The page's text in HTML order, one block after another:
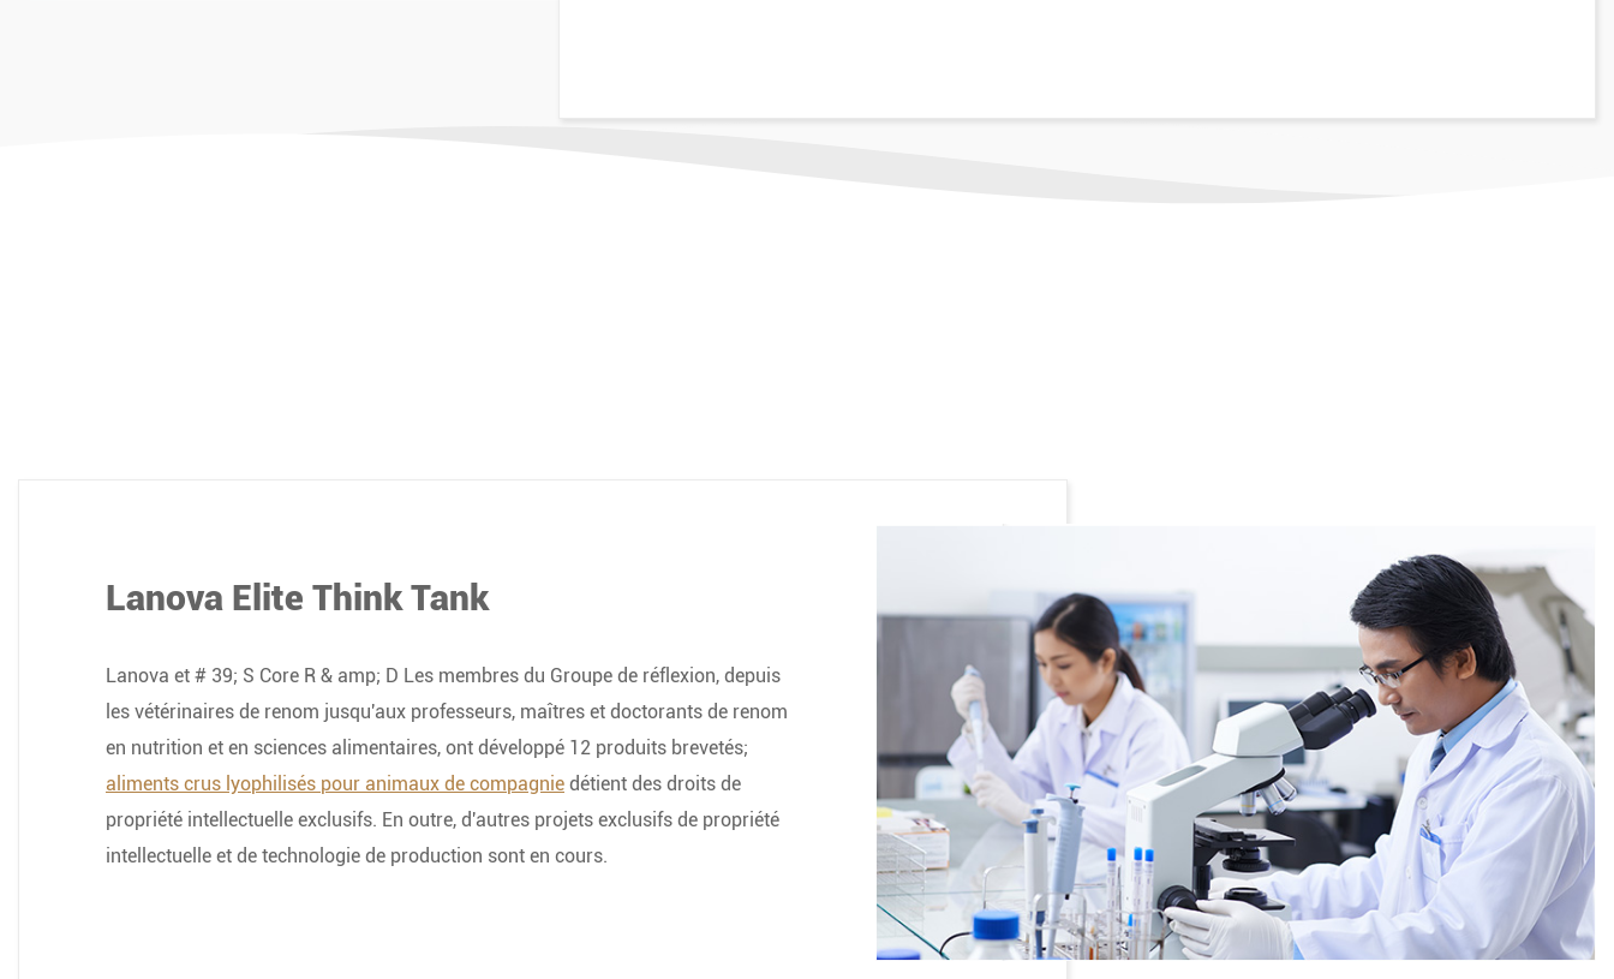
Lanova Elite Think Tank
Lanova et # 39; S Core R & amp; D Les membres du Groupe de réflexion, depuis
les vétérinaires de renom jusqu'aux professeurs, maîtres et doctorants de renom
en nutrition et en sciences alimentaires, ont développé 12 produits brevetés;
aliments crus lyophilisés pour animaux de compagnie détient des droits de
propriété intellectuelle exclusifs. En outre, d'autres projets exclusifs de propriété
intellectuelle et de technologie de production sont en cours.